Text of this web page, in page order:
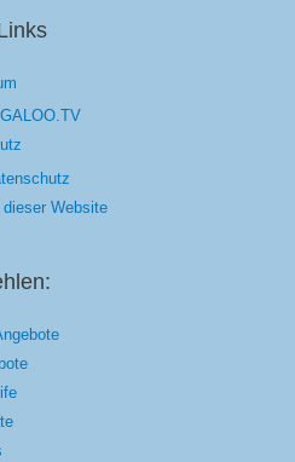
Website